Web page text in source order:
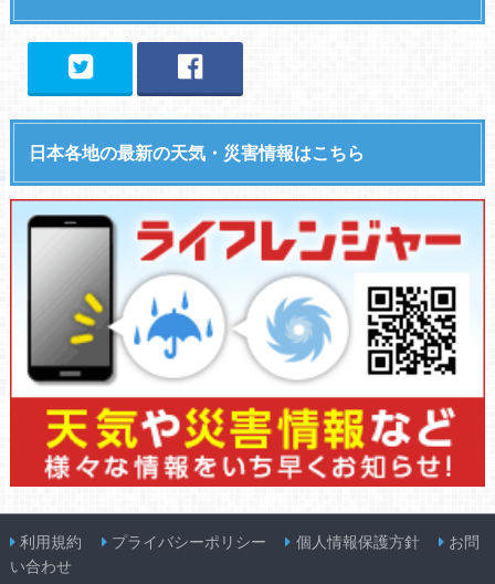
日本各地の最新の天気・災害情報はこちら
利用規約 プライバシーポリシー 個人情報保護方針
お問
い合わせ